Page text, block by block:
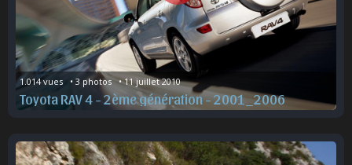
1.014 vues   • 3 photos   • 11 juillet 2010
Toyota RAV 4 - 2ème génération - 2001_2006